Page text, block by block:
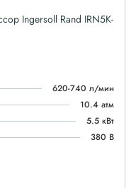
Ingersoll Rand IRN5K-
620-740 л/мин
10.4 атм
5.5 кВт
380 В